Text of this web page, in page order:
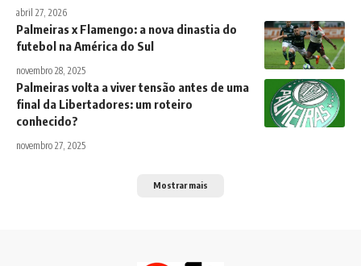
abril 27, 2026
Palmeiras x Flamengo: a nova dinastia do
futebol na América do Sul
novembro 28, 2025
Palmeiras volta a viver tensão antes de uma
final da Libertadores: um roteiro
conhecido?
novembro 27, 2025
Mostrar mais